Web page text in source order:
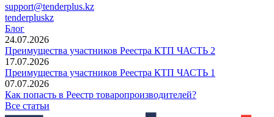
support@tenderplus.kz
tenderpluskz
Блог
24.07.2026
Преимущества участников Реестра КТП ЧАСТЬ 2
17.07.2026
Преимущества участников Реестра КТП ЧАСТЬ 1
07.07.2026
Как попасть в Реестр товаропроизводителей?
Все статьи